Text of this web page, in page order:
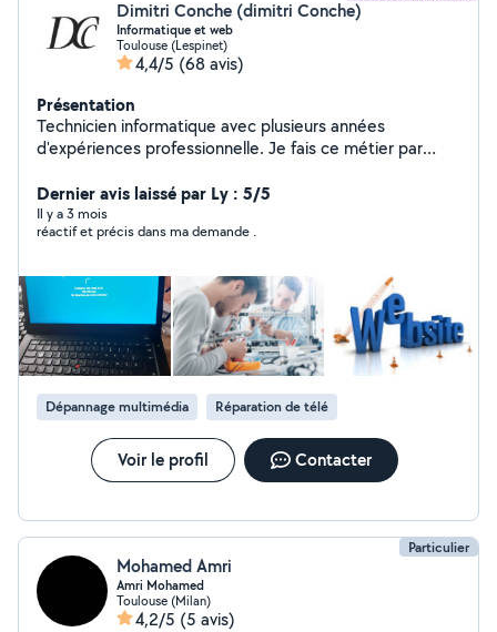
Dimitri Conche (dimitri Conche)
Informatique et web
Toulouse (Lespinet)
4,4/5 (68 avis)
Présentation
Technicien informatique avec plusieurs années
d'expériences professionnelle. Je fais ce métier par
et la maintenance de votre matériel afin de le faire
durer le plus possible en fonction de vos besoins . et si
cela est possible. Je peux vous former à la bonne
des sites web en fonction de vos besoins et de ce qui
est possible de faire sur devis. Je me tiens à votre
disposition
Dernier avis laissé par Ly : 5/5
Il y a 3 mois
réactif et précis dans ma demande .
Dépannage multimédia Réparation de télé
Voir le profil Contacter
Particulier
Mohamed Amri
Amri Mohamed
Toulouse (Milan)
4,2/5 (5 avis)